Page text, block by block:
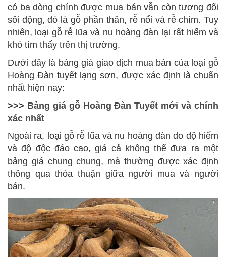
có ba dòng chính được mua bán vẫn còn tương đối
sôi động, đó là gỗ phần thân, rễ nổi và rễ chìm. Tuy
nhiên, loại gỗ rễ lũa và nu hoàng đàn lại rất hiếm và
khó tìm thấy trên thị trường.
Dưới đây là bảng giá giao dịch mua bán của loại gỗ
Hoàng Đàn tuyết lạng sơn, được xác định là chuẩn
nhất hiện nay:
>>> Bảng giá gỗ Hoàng Đàn Tuyết mới và chính
xác nhất
Ngoài ra, loại gỗ rễ lũa và nu hoàng đàn do độ hiếm
và độ độc đáo cao, giá cả không thể đưa ra một
bảng giá chung chung, mà thường được xác định
thông qua thỏa thuận giữa người mua và người
bán.